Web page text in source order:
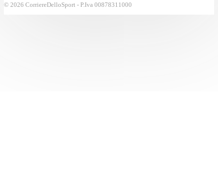
© 2026 CorriereDelloSport - P.Iva 00878311000